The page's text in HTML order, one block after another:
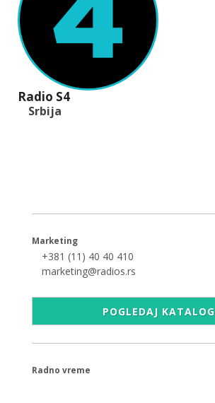
Radio S4
Srbija
Marketing
+381 (11) 40 40 410
marketing@radios.rs
POGLEDAJ KATALOG
Radno vreme